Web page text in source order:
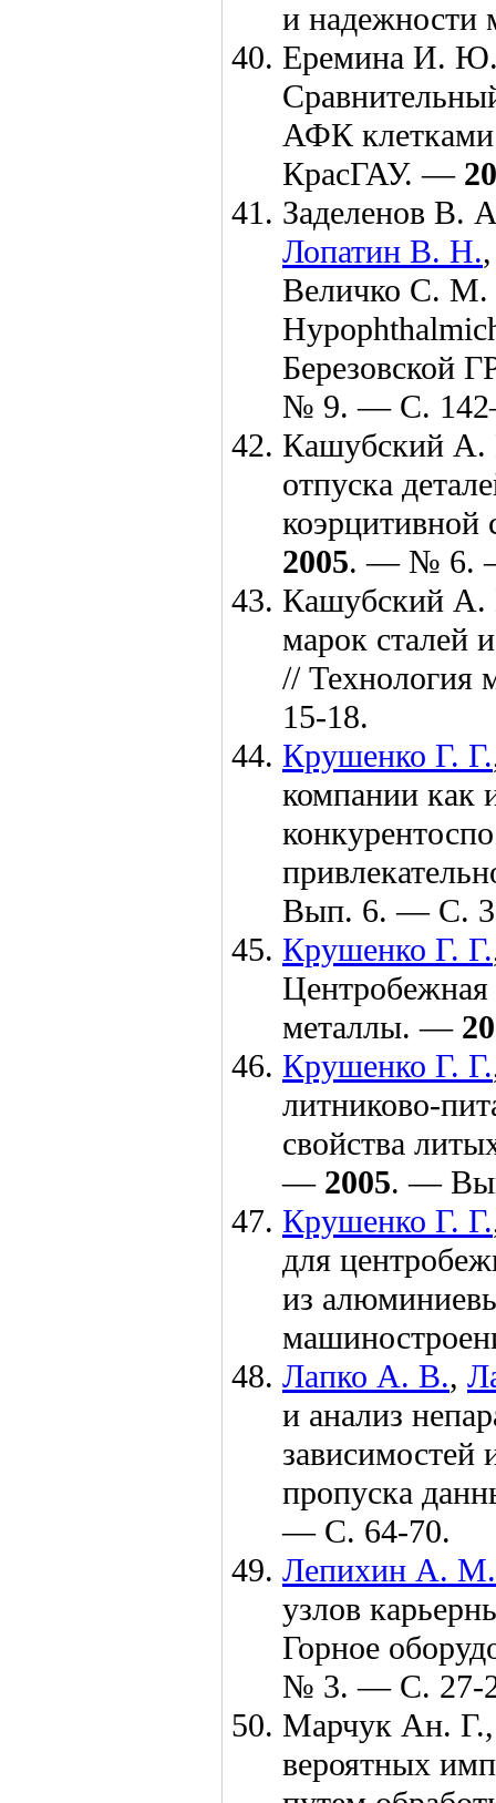
и
Еремина И.
АФК клетками
КрасГАУ. —
Заделенов В.
Лопатин В. Н.
Величко С. М.
Березовской
№ 9. — С. 1
Кашубский
отпуска
2005. — № 6.
Кашубский
марок сталей
//
15-18.
Крушенко Г. Г.
компании как
Вып. 6. — С. 3
Крушенко Г. Г.
металлы. —
Крушенко Г. Г.
литниково-
свойства
— 2005. —
Крушенко Г. Г.
для
из
Лапко А. В.,
и анализ
зависимостей
пропуска
— С. 64-70.
Лепихин А. М.
узлов
Горное
№ 3. — С. 27-
Марчук Ан. Г.
вероятных